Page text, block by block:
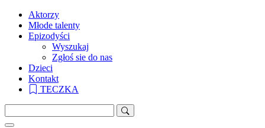
Aktorzy
Młode talenty
Epizodyści
Wyszukaj
Zgłoś sie do nas
Dzieci
Kontakt
TECZKA